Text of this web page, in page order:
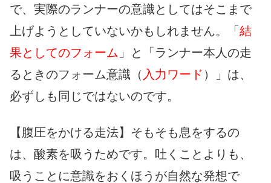
で、実際のランナーの意識としてはそこまで
上げようとしていないかもしれません。「結
果としてのフォーム 」と「ランナー本人の走
るときのフォーム意識（ 入力ワード ）」は、
必ずしも同じではないのです。
【腹圧をかける走法】そもそも息をするの
は、酸素を吸うためです。吐くことよりも、
吸うことに意識をおくほうが自然な発想で